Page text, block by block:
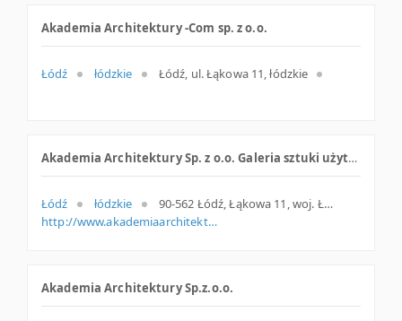
Akademia Architektury -Com sp. z o.o.
Łódź łódzkie Łódź, ul. Łąkowa 11, łódzkie
Akademia Architektury Sp. z o.o. Galeria sztuki użytkowej
Łódź łódzkie
90-562 Łódź, Łąkowa 11, woj. Łódzkie, pow. Łódź, gm. Łódź
http://www.akademiaarchitektury.pl
Akademia Architektury Sp.z.o.o.